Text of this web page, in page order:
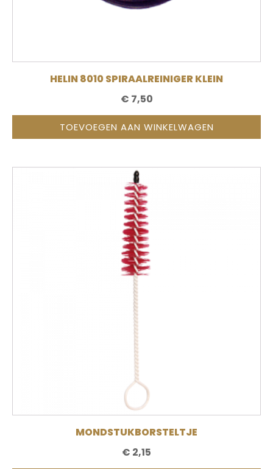
HELIN 8010 SPIRAALREINIGER KLEIN
€ 7,50
TOEVOEGEN AAN WINKELWAGEN
MONDSTUKBORSTELTJE
€ 2,15